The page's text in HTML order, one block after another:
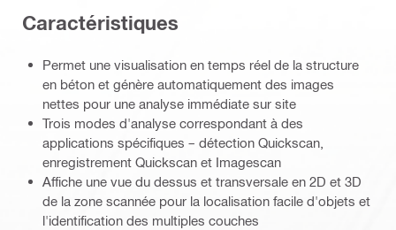
Caractéristiques
Permet une visualisation en temps réel de la structure
en béton et génère automatiquement des images
nettes pour une analyse immédiate sur site
Trois modes d'analyse correspondant à des
applications spécifiques – détection Quickscan,
enregistrement Quickscan et Imagescan
Affiche une vue du dessus et transversale en 2D et 3D
de la zone scannée pour la localisation facile d'objets et
l'identification des multiples couches